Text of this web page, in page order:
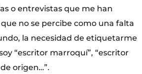
o entrevistas que me han
no se percibe como una falta
la necesidad de etiquetarme
“escritor marroquí”, “escritor
origen…”.